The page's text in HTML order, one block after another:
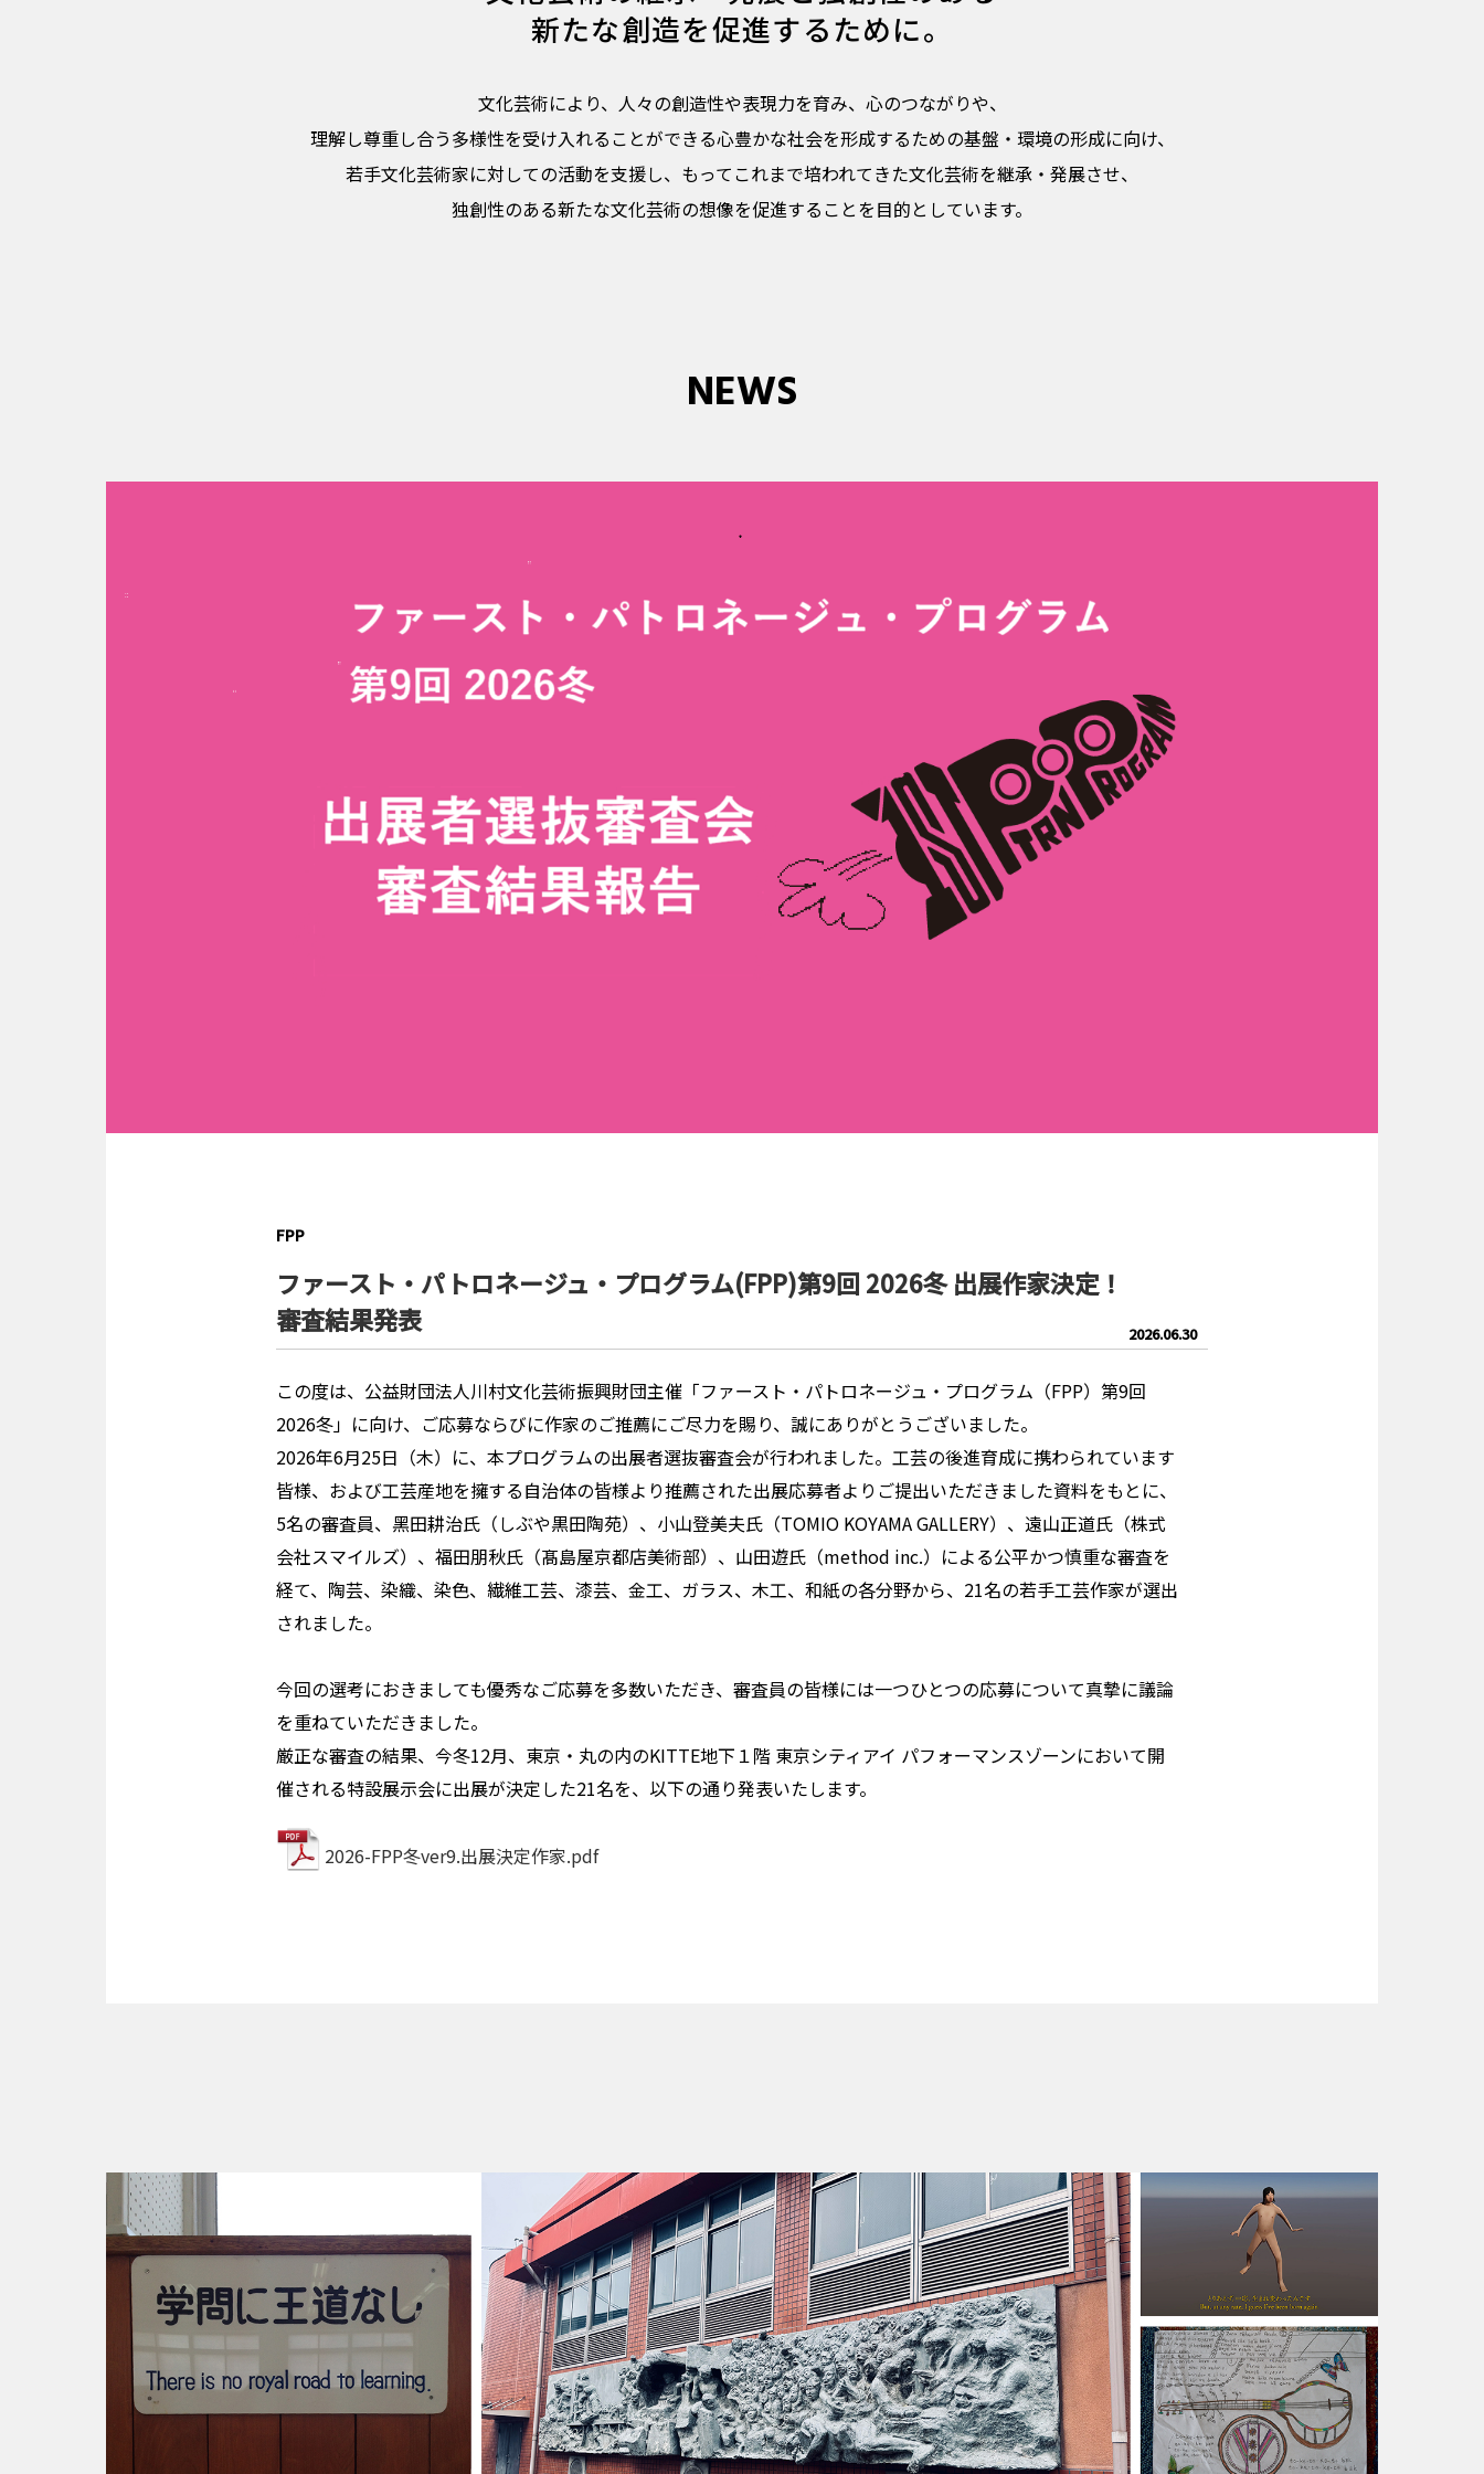
新たな創造を促進するために。
文化芸術により、人々の創造性や表現力を育み、心のつながりや、
理解し尊重し合う多様性を受け入れることができる心豊かな社会を形成するための基盤・環境の形成に向け、
若手文化芸術家に対しての活動を支援し、もってこれまで培われてきた文化芸術を継承・発展させ、
独創性のある新たな文化芸術の想像を促進することを目的としています。
NEWS
FPP
ファースト・パトロネージュ・プログラム(FPP)第9回 2026冬 出展作家決定！
審査結果発表
2026.06.30
この度は、公益財団法人川村文化芸術振興財団主催「ファースト・パトロネージュ・プログラム（FPP）第9回
2026冬」に向け、ご応募ならびに作家のご推薦にご尽力を賜り、誠にありがとうございました。
2026年6月25日（木）に、本プログラムの出展者選抜審査会が行われました。工芸の後進育成に携わられています
皆様、および工芸産地を擁する自治体の皆様より推薦された出展応募者よりご提出いただきました資料をもとに、
5名の審査員、黑田耕治氏（しぶや黒田陶苑）、小山登美夫氏（TOMIO KOYAMA GALLERY）、遠山正道氏（株式
会社スマイルズ）、福田朋秋氏（髙島屋京都店美術部）、山田遊氏（method inc.）による公平かつ慎重な審査を
経て、陶芸、染織、染色、繊維工芸、漆芸、金工、ガラス、木工、和紙の各分野から、21名の若手工芸作家が選出
されました。
今回の選考におきましても優秀なご応募を多数いただき、審査員の皆様には一つひとつの応募について真摯に議論
を重ねていただきました。
厳正な審査の結果、今冬12月、東京・丸の内のKITTE地下１階 東京シティアイ パフォーマンスゾーンにおいて開
催される特設展示会に出展が決定した21名を、以下の通り発表いたします。
2026-FPP冬ver9.出展決定作家.pdf